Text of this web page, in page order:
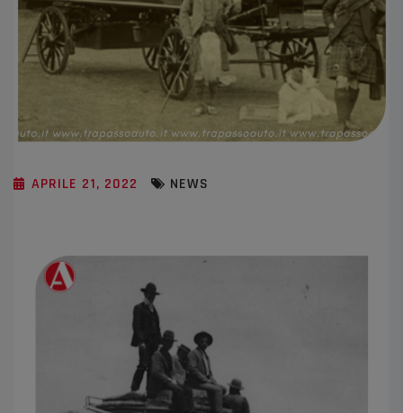
APRILE 21, 2022 NEWS